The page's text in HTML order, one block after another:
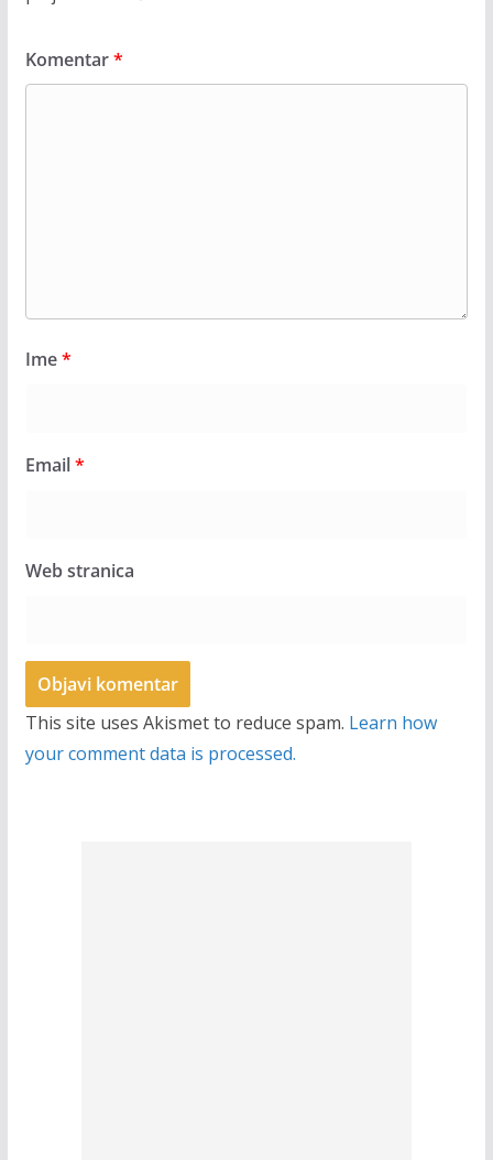
Komentar*
Ime*
Email*
Web stranica
This site uses Akismet to reduce spam. Learn how
your comment data is processed.